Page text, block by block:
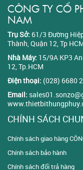
CÔNG TY CỔ
NAM
Trụ Sở: 61/3 Đường
Thành, Quận 12, Tp
Nhà Máy: 15/9A KP3
12, Tp.HCM
Điện thoại: (028)
Email:
CHÍNH SÁCH
Chính sách giao hàng
Chính sách bảo hành
Chính sách đổi trả hàng